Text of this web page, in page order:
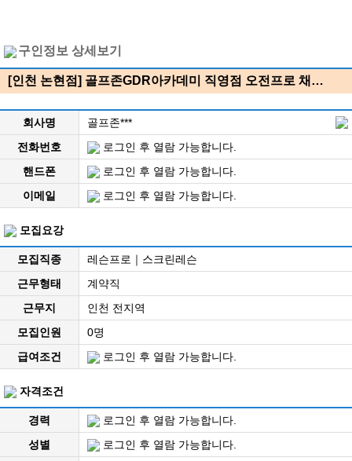
구인정보 상세보기
[인천 논현점] 골프존GDR아카데미 직영점 오전프로 채…
회사명
골프존***
전화번호
로그인 후 열람 가능합니다.
핸드폰
로그인 후 열람 가능합니다.
이메일
로그인 후 열람 가능합니다.
모집요강
모집직종
레슨프로｜스크린레슨
근무형태
계약직
근무지
인천 전지역
모집인원
0명
급여조건
로그인 후 열람 가능합니다.
자격조건
경력
로그인 후 열람 가능합니다.
성별
로그인 후 열람 가능합니다.